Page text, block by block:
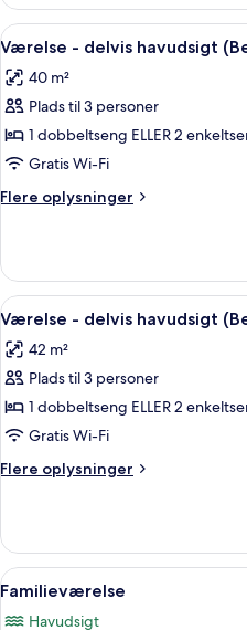
udsigt
over
(Be
Large)
Indlæs
alle
billeder
af
Værelse
-
delvis
havudsigt
Large)
5
Værelse - delvis havudsigt
40 m²
Plads til 3 personer
1 dobbeltseng ELLER 2
Gratis Wi-Fi
Flere oplysninger
Flere
-
delvis
havudsigt
Large)
Indlæs
alle
billeder
af
Værelse
-
delvis
havudsigt
Romantic)
5
Værelse - delvis havudsigt
42 m²
Plads til 3 personer
1 dobbeltseng ELLER 2
Gratis Wi-Fi
Flere oplysninger
Flere
-
delvis
havudsigt
Indlæs
alle
5
Familieværelse
Havudsigt